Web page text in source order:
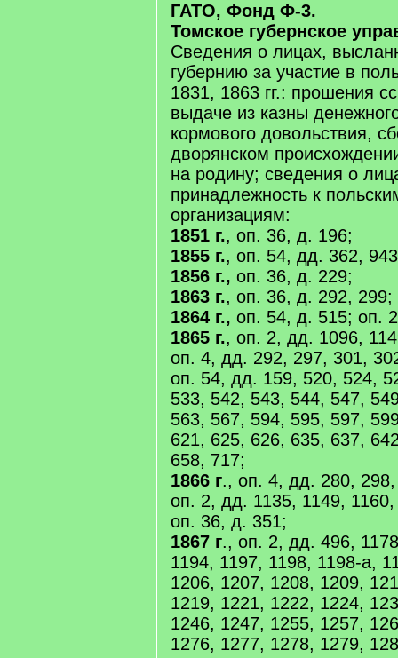
ГАТО, Фонд Ф-3.
Томское губернское
Сведения о лицах,
губернию за участие в
1831, 1863 гг.: прошения
выдаче из казны
кормового довольствия,
дворянском
на родину; сведения о
принадлежность к
организациям:
1851 г., оп. 36, д. 196;
1855 г., оп. 54, дд. 362,
1856 г., оп. 36, д. 229;
1863 г., оп. 36, д. 292,
1864 г., оп. 54, д. 515; оп.
1865 г., оп. 2, дд. 1096,
оп. 4, дд. 292, 297, 301,
оп. 54, дд. 159, 520, 524,
533, 542, 543, 544, 547,
563, 567, 594, 595, 597,
621, 625, 626, 635, 637,
658, 717;
1866 г., оп. 4, дд. 280,
оп. 2, дд. 1135, 1149, 1160,
оп. 36, д. 351;
1867 г., оп. 2, дд. 496,
1194, 1197, 1198, 1198-а,
1206, 1207, 1208, 1209,
1219, 1221, 1222, 1224,
1246, 1247, 1255, 1257,
1276, 1277, 1278, 1279,